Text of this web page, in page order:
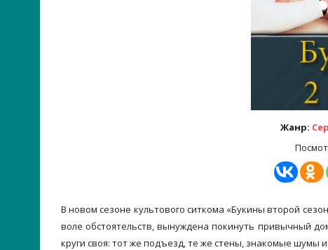
Жанр:
В новом сезоне культового ситкома «Букины второй
воле обстоятельств, вынуждена покинуть привычный
круги своя: тот же подъезд, те же стены, знакомые